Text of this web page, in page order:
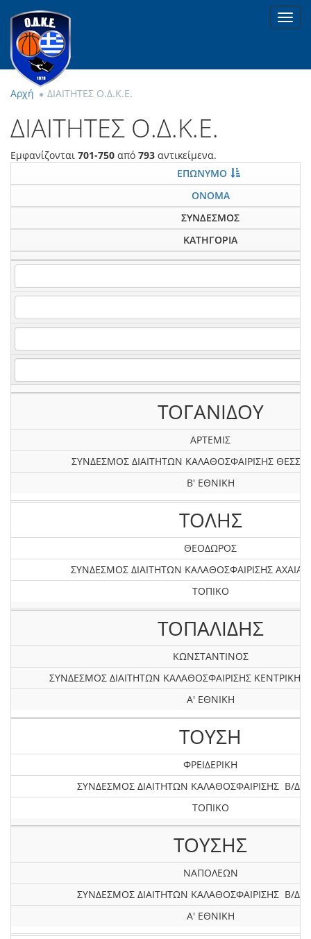
Αρχή ΔΙΑΙΤΗΤΕΣ Ο.Δ.Κ.Ε.
ΔΙΑΙΤΗΤΕΣ Ο.Δ.Κ.Ε.
Εμφανίζονται 701-750 από 793 αντικείμενα.
ΕΠΩΝΥΜΟ
ΟΝΟΜΑ
ΣΥΝΔΕΣΜΟΣ
ΚΑΤΗΓΟΡΙΑ
ΤΟΓΑΝΙΔΟΥ
ΑΡΤΕΜΙΣ
ΣΥΝΔΕΣΜΟΣ ΔΙΑΙΤΗΤΩΝ ΚΑΛΑΘΟΣΦΑΙΡΙΣΗΣ
Β' ΕΘΝΙΚΗ
ΤΟΛΗΣ
ΘΕΟΔΩΡΟΣ
ΣΥΝΔΕΣΜΟΣ ΔΙΑΙΤΗΤΩΝ ΚΑΛΑΘΟΣΦΑΙΡΙΣΗΣ AXAIAΣ
ΤΟΠΙΚΟ
ΤΟΠΑΛΙΔΗΣ
ΚΩΝΣΤΑΝΤΙΝΟΣ
ΣΥΝΔΕΣΜΟΣ ΔΙΑΙΤΗΤΩΝ ΚΑΛΑΘΟΣΦΑΙΡΙΣΗΣ
Α' ΕΘΝΙΚΗ
ΤΟΥΣΗ
ΦΡΕΙΔΕΡΙΚΗ
ΣΥΝΔΕΣΜΟΣ ΔΙΑΙΤΗΤΩΝ ΚΑΛΑΘΟΣΦΑΙΡΙΣΗΣ Β/Δ
ΤΟΠΙΚΟ
ΤΟΥΣΗΣ
ΝΑΠΟΛΕΩΝ
ΣΥΝΔΕΣΜΟΣ ΔΙΑΙΤΗΤΩΝ ΚΑΛΑΘΟΣΦΑΙΡΙΣΗΣ Β/Δ
Α' ΕΘΝΙΚΗ